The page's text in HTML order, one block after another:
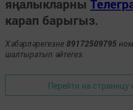
яңалыкларны
карап барыгыз.
Хәбәрләрегезне 89172509795
шалтыратып әйтегез.
Перейти на страницу